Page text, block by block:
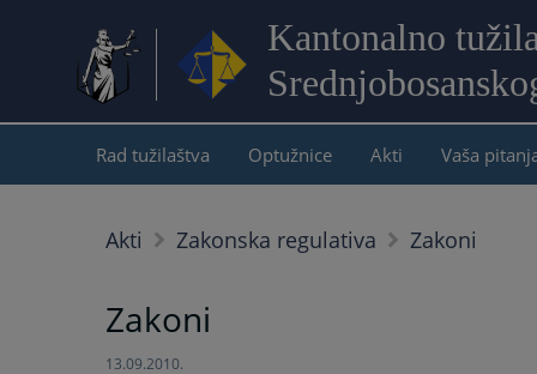
Kantonalno
Rad tužilaštva Optužnice Akti Vaša
Akti Zakonska regulativa Zakoni
Zakoni
13.09.2010.